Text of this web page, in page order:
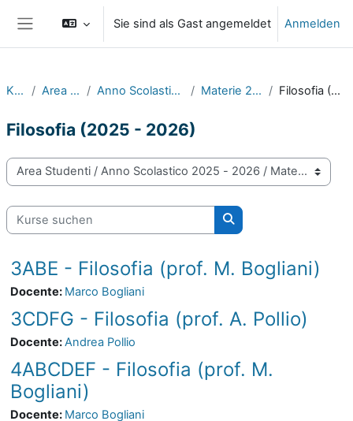
Website-Übersicht
Sie sind als Gast angemeldet Anmelden
Kurse Area Studenti Anno Scolastico 2025 - 2026 Materie 2025 - 2026 Filosofia (2025 - 2026)
Filosofia (2025 - 2026)
Kursbereiche
Kurse suchen
Kurse suchen
3ABE - Filosofia (prof. M. Bogliani)
Docente: Marco Bogliani
3CDFG - Filosofia (prof. A. Pollio)
Docente:Andrea Pollio
4ABCDEF - Filosofia (prof. M.
Bogliani)
Docente: Marco Bogliani